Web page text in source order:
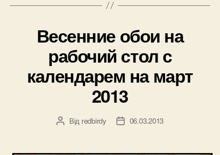
на
2013”
Весенние обои на
рабочий стол с
календарем на март
2013
Автор
Від redbirdy
Дата06.03.2013